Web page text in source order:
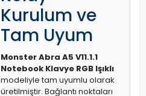
Kurulum ve
Tam Uyum
Monster Abra A5 V11.1.1
Notebook Klavye RGB Işıklı
modeliyle tam uyumlu olarak
üretilmiştir. Bağlantı noktaları